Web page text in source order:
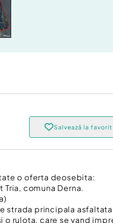
Salvează la
o oferta deosebita:
Tria, comuna Derna.
strada principala asfaltata
rulota, care se vand